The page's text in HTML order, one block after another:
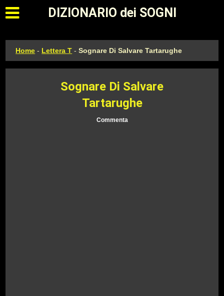
Apri il menu principale
DIZIONARIO dei SOGNI
Home - Lettera T -Sognare Di Salvare Tartarughe
Sognare Di Salvare
Tartarughe
Commenta